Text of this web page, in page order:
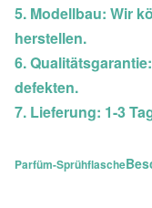
5. Modellbau: Wir
herstellen.
6.
defekten.
7. Lieferung: 1-3
Parfüm-Sprühflasche